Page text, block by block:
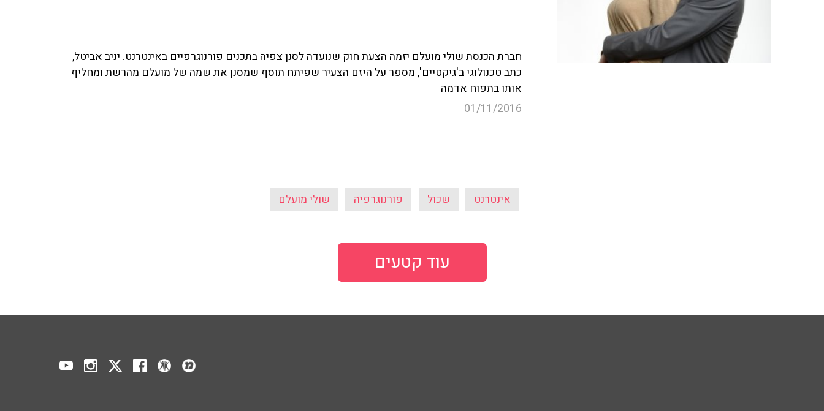
חברת הכנסת שולי מועלם יזמה הצעת חוק שנועדה לסנן צפיה בתכנים פורנוגרפיים באינטרנט. יניב אביטל,
כתב טכנולוגי ב'גיקטיים', מספר על היזם הצעיר שפיתח תוסף שמסנן את שמה של מועלם מהרשת ומחליף
אותו בתפוח אדמה
01/11/2016
אינטרנט שכול פורנוגרפיה שולי מועלם
עוד קטעים